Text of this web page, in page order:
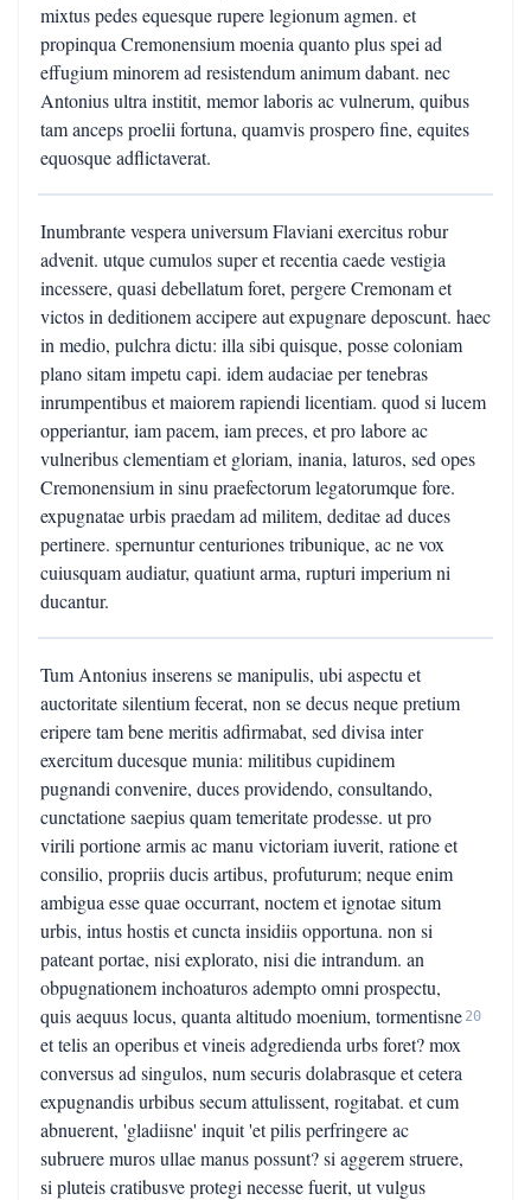
mixtus pedes equesque rupere legionum agmen. et
propinqua Cremonensium moenia quanto plus spei ad
effugium minorem ad resistendum animum dabant. nec
Antonius ultra institit, memor laboris ac vulnerum, quibus
tam anceps proelii fortuna, quamvis prospero fine, equites
equosque adflictaverat.
Inumbrante vespera universum Flaviani exercitus robur
advenit. utque cumulos super et recentia caede vestigia
incessere, quasi debellatum foret, pergere Cremonam et
victos in deditionem accipere aut expugnare deposcunt. haec
in medio, pulchra dictu: illa sibi quisque, posse coloniam
plano sitam impetu capi. idem audaciae per tenebras
inrumpentibus et maiorem rapiendi licentiam. quod si lucem
opperiantur, iam pacem, iam preces, et pro labore ac
vulneribus clementiam et gloriam, inania, laturos, sed opes
Cremonensium in sinu praefectorum legatorumque fore.
expugnatae urbis praedam ad militem, deditae ad duces
pertinere. spernuntur centuriones tribunique, ac ne vox
cuiusquam audiatur, quatiunt arma, rupturi imperium ni
ducantur.
Tum Antonius inserens se manipulis, ubi aspectu et
auctoritate silentium fecerat, non se decus neque pretium
eripere tam bene meritis adfirmabat, sed divisa inter
exercitum ducesque munia: militibus cupidinem
pugnandi convenire, duces providendo, consultando,
cunctatione saepius quam temeritate prodesse. ut pro
virili portione armis ac manu victoriam iuverit, ratione et
consilio, propriis ducis artibus, profuturum; neque enim
ambigua esse quae occurrant, noctem et ignotae situm
urbis, intus hostis et cuncta insidiis opportuna. non si
pateant portae, nisi explorato, nisi die intrandum. an
obpugnationem inchoaturos adempto omni prospectu,
quis aequus locus, quanta altitudo moenium, tormentisne
et telis an operibus et vineis adgredienda urbs foret? mox
conversus ad singulos, num securis dolabrasque et cetera
expugnandis urbibus secum attulissent, rogitabat. et cum
abnuerent, 'gladiisne' inquit 'et pilis perfringere ac
subruere muros ullae manus possunt? si aggerem struere,
si pluteis cratibusve protegi necesse fuerit, ut vulgus
20